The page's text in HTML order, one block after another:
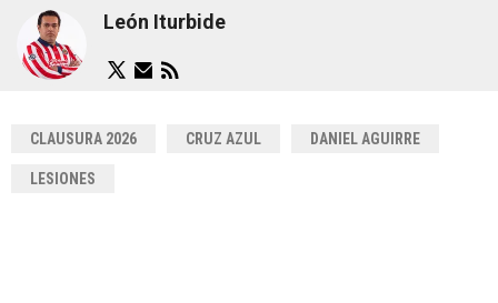
León Iturbide
CLAUSURA 2026 CRUZ AZUL DANIEL AGUIRRE
LESIONES